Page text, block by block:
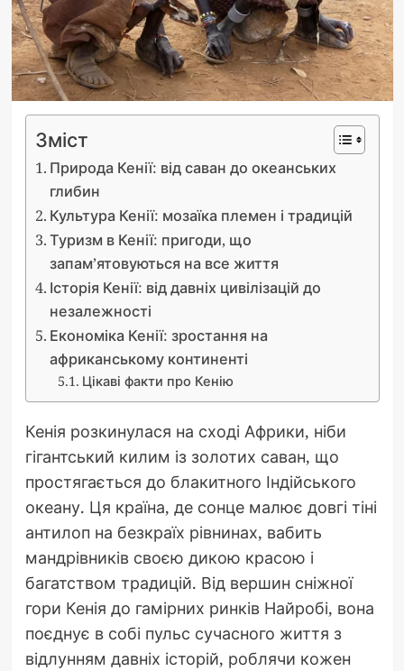
Зміст
Природа Кенії: від саван до океанських
глибин
Культура Кенії: мозаїка племен і традицій
Туризм в Кенії: пригоди, що
запам’ятовуються на все життя
Історія Кенії: від давніх цивілізацій до
незалежності
Економіка Кенії: зростання на
африканському континенті
Цікаві факти про Кенію
Кенія розкинулася на сході Африки, ніби
гігантський килим із золотих саван, що
простягається до блакитного Індійського
океану. Ця країна, де сонце малює довгі тіні
антилоп на безкраїх рівнинах, вабить
мандрівників своєю дикою красою і
багатством традицій. Від вершин сніжної
гори Кенія до гамірних ринків Найробі, вона
поєднує в собі пульс сучасного життя з
відлунням давніх історій, роблячи кожен